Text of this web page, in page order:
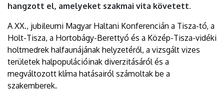
hangzott el, amelyeket szakmai vita követett.
A XX., jubileumi Magyar Haltani Konferencián a Tisza-tó, a
Holt-Tisza, a Hortobágy-Berettyó és a Közép-Tisza-vidéki
holtmedrek halfaunájának helyzetéről, a vizsgált vizes
területek halpopulációinak diverzitásáról és a
megváltozott klíma hatásairól számoltak be a
szakemberek.